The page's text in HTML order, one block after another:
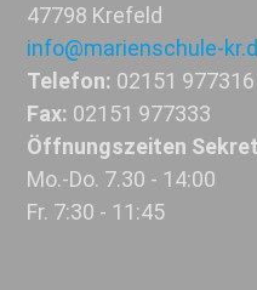
47798 Krefeld
info@marienschule-
Telefon: 02151 977316
Fax: 02151 977333
Öffnungszeiten
Mo.-Do. 7.30 - 14:00
Fr. 7:30 - 11:45